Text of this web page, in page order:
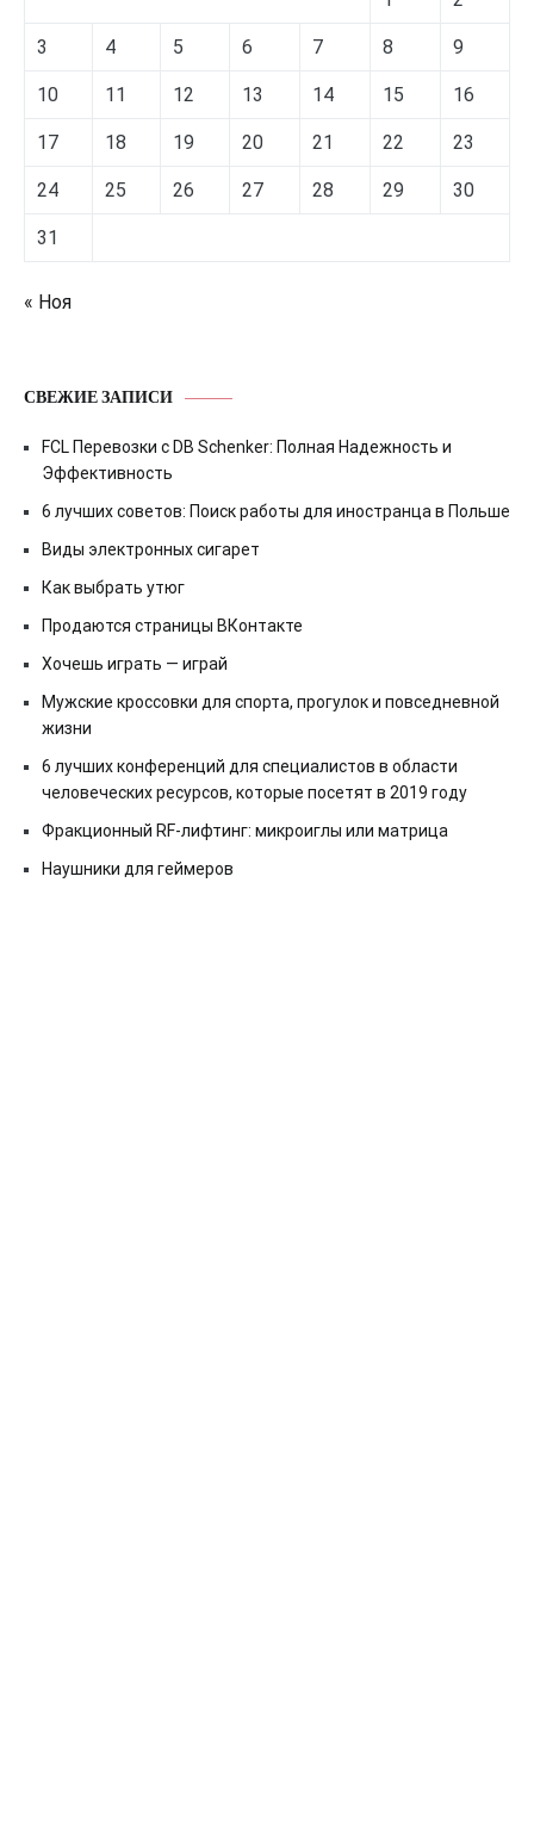
3 4 5 6 7 8 9
10 11 12 13 14 15 16
17 18 19 20 21 22 23
24 25 26 27 28 29 30
31
« Ноя
СВЕЖИЕ ЗАПИСИ
FCL Перевозки с DB Schenker: Полная Надежность и
Эффективность
6 лучших советов: Поиск работы для иностранца в Польше
Виды электронных сигарет
Как выбрать утюг
Продаются страницы ВКонтакте
Хочешь играть — играй
Мужские кроссовки для спорта, прогулок и повседневной
жизни
6 лучших конференций для специалистов в области
человеческих ресурсов, которые посетят в 2019 году
Фракционный RF-лифтинг: микроиглы или матрица
Наушники для геймеров